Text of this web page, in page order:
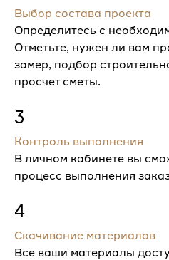
Выбор состава проекта
Определитесь с
Отметьте, нужен ли вам
замер, подбор
просчет сметы.
3
Контроль выполнения
В личном кабинете вы
процесс выполнения
4
Скачивание материалов
Все ваши материалы